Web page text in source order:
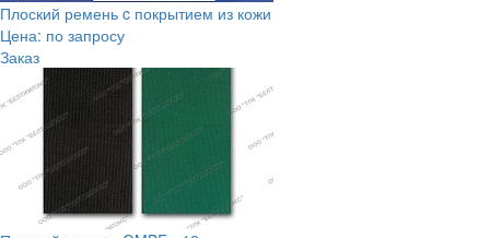
Плоский ремень c покрытием из кожи
Цена: по запросу
Заказ